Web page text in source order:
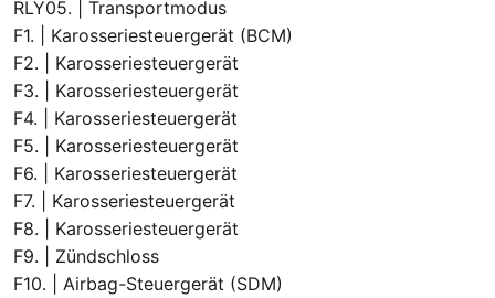
RLY05. | Transportmodus
F1. | Karosseriesteuergerät (BCM)
F2. | Karosseriesteuergerät
F3. | Karosseriesteuergerät
F4. | Karosseriesteuergerät
F5. | Karosseriesteuergerät
F6. | Karosseriesteuergerät
F7. | Karosseriesteuergerät
F8. | Karosseriesteuergerät
F9. | Zündschloss
F10. | Airbag-Steuergerät (SDM)